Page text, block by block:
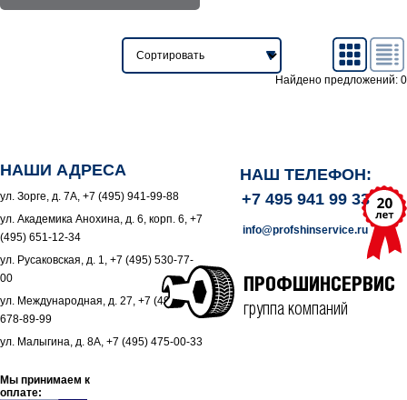
Найдено предложений: 0
НАШИ АДРЕСА
ул. Зорге, д. 7А, +7 (495) 941-99-88
ул. Академика Анохина, д. 6, корп. 6, +7
(495) 651-12-34
ул. Русаковская, д. 1, +7 (495) 530-77-
00
ул. Международная, д. 27, +7 (495)
678-89-99
ул. Малыгина, д. 8А, +7 (495) 475-00-33
Мы принимаем к
оплате:
НАШ ТЕЛЕФОН:
+7 495 941 99 33
info@profshinservice.ru
ПРОФШИНСЕРВИС
группа компаний